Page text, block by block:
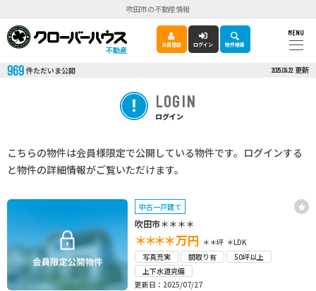
吹田市の不動産情報
不動産
会員登録 ログイン 物件検索
MENU
969 件ただいま公開 2025.09.22 更新
LOGIN
ログイン
こちらの物件は会員様限定で公開している物件です。ログインする
と物件の詳細情報がご覧いただけます。
中古一戸建て
吹田市＊＊＊＊
＊＊＊＊万円 ＊＊坪 ＊LDK
写真充実
間取り有
50坪以上
上下水道完備
更新日：2025/07/27